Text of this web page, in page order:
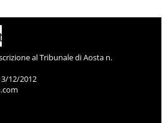
al Tribunale di Aosta n.
12/2012